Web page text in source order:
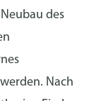
des
Nach